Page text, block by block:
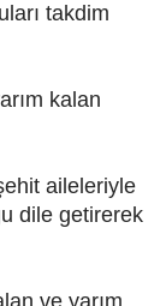
takdim
kalan
aileleriyle
dile getirerek